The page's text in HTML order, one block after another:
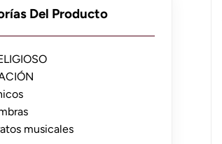
Del Producto
musicales